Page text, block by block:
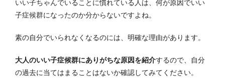
いい子ちゃんでいることに慣れている人は、何が原因でいい
子症候群になったのか分からないですよね。
素の自分でいられなくなるのには、明確な理由があります。
大人のいい子症候群にありがちな原因を紹介するので、自分
の過去に当てはまることはないか確認してみてください。